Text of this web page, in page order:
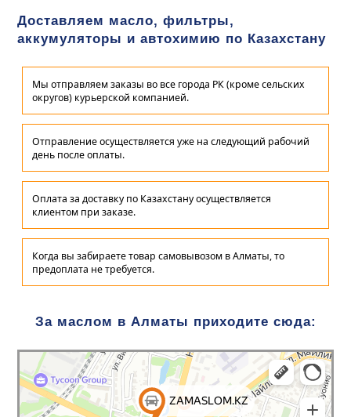
Доставляем масло, фильтры,
аккумуляторы и автохимию по Казахстану
Мы отправляем заказы во все города РК (кроме сельских
округов) курьерской компанией.
Отправление осуществляется уже на следующий рабочий
день после оплаты.
Оплата за доставку по Казахстану осуществляется
клиентом при заказе.
Когда вы забираете товар самовывозом в Алматы, то
предоплата не требуется.
За маслом в Алматы приходите сюда: